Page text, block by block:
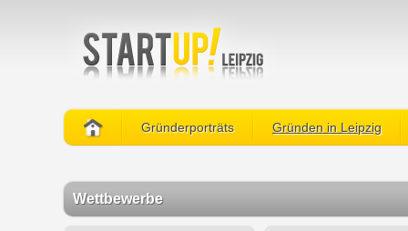
Gründerporträts Gründen in Leipzig
Wettbewerbe